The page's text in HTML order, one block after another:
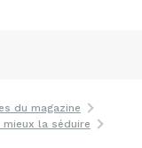
du magazine
la séduire